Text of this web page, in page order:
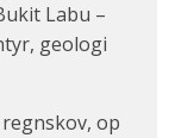
Labu –
geologi
op